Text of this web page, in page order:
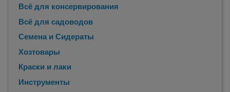
Всё для консервирования
Всё для садоводов
Семена и Сидераты
Хозтовары
Краски и лаки
Инструменты